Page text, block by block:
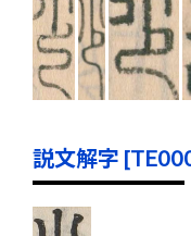
説文解字